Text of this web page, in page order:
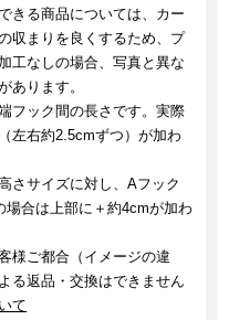
きる商品については、カー
収まりを良くするため、プ
工なしの場合、写真と異な
あります。
フック間の長さです。実際
左右約2.5cmずつ）が加わ
さサイズに対し、Aフック
合は上部に＋約4cmが加わ
様ご都合（イメージの違
る返品・交換はできません
て